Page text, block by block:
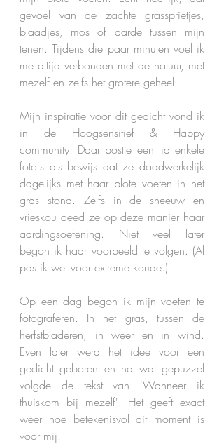
gevoel van de zachte grassprietjes,
blaadjes, mos of aarde tussen mijn
tenen. Tijdens die paar minuten voel ik
me altijd verbonden met de natuur, met
mezelf en zelfs het grotere geheel.
Mijn inspiratie voor dit gedicht vond ik
in de Hoogsensitief & Happy
community. Daar postte een lid enkele
foto's als bewijs dat ze daadwerkelijk
dagelijks met haar blote voeten in het
gras stond. Zelfs in de sneeuw en
vrieskou deed ze op deze manier haar
aardingsoefening. Niet veel later
begon ik haar voorbeeld te volgen. (Al
pas ik wel voor extreme koude.)
Op een dag begon ik mijn voeten te
fotograferen. In het gras, tussen de
herfstbladeren, in weer en in wind.
Even later werd het idee voor een
gedicht geboren en na wat gepuzzel
volgde de tekst van 'Wanneer ik
thuiskom bij mezelf'. Het geeft exact
weer hoe betekenisvol dit moment is
voor mij.